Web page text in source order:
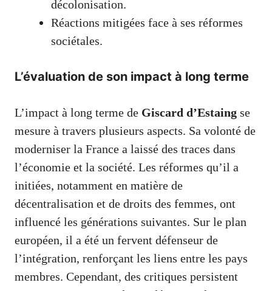
décolonisation.
Réactions mitigées face à ses réformes
sociétales.
L’évaluation de son impact à long terme
L’impact à long terme de Giscard d’Estaing se
mesure à travers plusieurs aspects. Sa volonté de
moderniser la France a laissé des traces dans
l’économie et la société. Les réformes qu’il a
initiées, notamment en matière de
décentralisation et de droits des femmes, ont
influencé les générations suivantes. Sur le plan
européen, il a été un fervent défenseur de
l’intégration, renforçant les liens entre les pays
membres. Cependant, des critiques persistent